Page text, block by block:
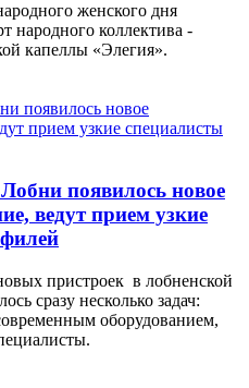
женского дня
народного коллектива -
капеллы «Элегия».
появилось новое
ведут прием узкие
пристроек в лобненской
сразу несколько задач:
оборудованием,